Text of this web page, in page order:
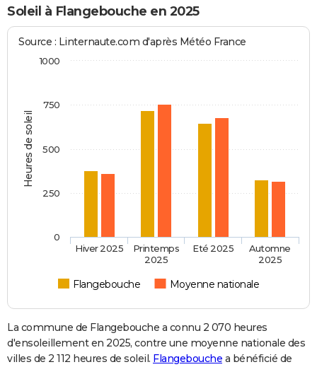
Soleil à Flangebouche en 2025
Heures de soleil
Source : Linternaute.com d'après Météo France
Flangebouche Moyenne nationale
Hiver 2025
Printemps
2025
Eté 2025
Automne
2025
0
250
500
750
1000
La commune de Flangebouche a connu 2 070 heures
d'ensoleillement en 2025, contre une moyenne nationale des
villes de 2 112 heures de soleil. Flangebouche a bénéficié de